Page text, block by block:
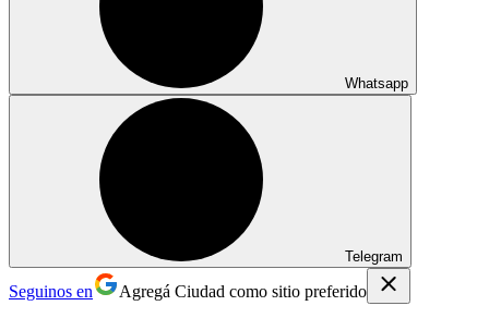
Whatsapp
Telegram
Seguinos en Agregá Ciudad como sitio preferido